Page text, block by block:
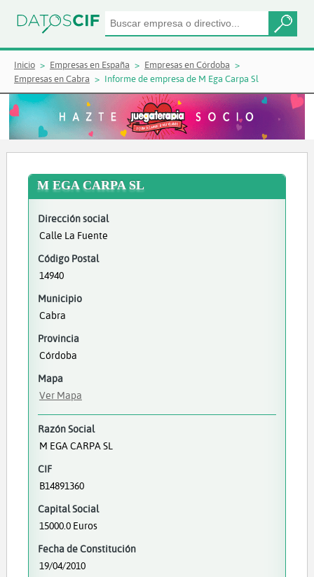
Inicio Empresas en España
Empresas en Córdoba
Empresas en Cabra
Informe de empresa de M Ega Carpa Sl
M EGA CARPA SL
Dirección social
Calle La Fuente
Código Postal
14940
Municipio
Cabra
Provincia
Córdoba
Mapa
Ver Mapa
Razón Social
M EGA CARPA SL
CIF
B14891360
Capital Social
15000.0 Euros
Fecha de Constitución
19/04/2010